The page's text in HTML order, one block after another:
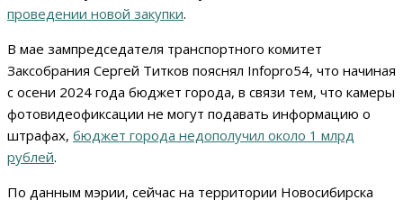
проведении новой закупки.
В мае зампредседателя транспортного комитет
Заксобрания Сергей Титков пояснял Infopro54, что начиная
с осени 2024 года бюджет города, в связи тем, что камеры
фотовидеофиксации не могут подавать информацию о
штрафах, бюджет города недополучил около 1 млрд
рублей.
По данным мэрии, сейчас на территории Новосибирска